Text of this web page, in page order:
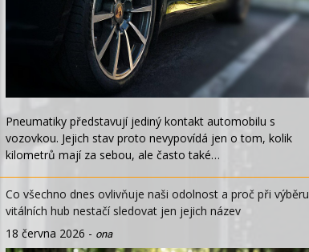
Pneumatiky představují jediný kontakt automobilu s
vozovkou. Jejich stav proto nevypovídá jen o tom, kolik
kilometrů mají za sebou, ale často také…
Co všechno dnes ovlivňuje naši odolnost a proč při výběru
vitálních hub nestačí sledovat jen jejich název
18 června 2026 - ona